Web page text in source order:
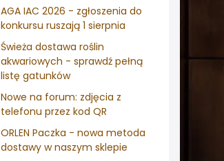
AGA IAC 2026 - zgłoszenia do
konkursu ruszają 1 sierpnia
Świeża dostawa roślin
akwariowych - sprawdź pełną
listę gatunków
Nowe na forum: zdjęcia z
telefonu przez kod QR
ORLEN Paczka - nowa metoda
dostawy w naszym sklepie